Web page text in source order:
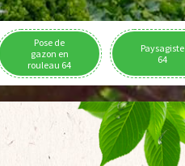
Pose de
gazon en
rouleau 64
Paysagiste
64